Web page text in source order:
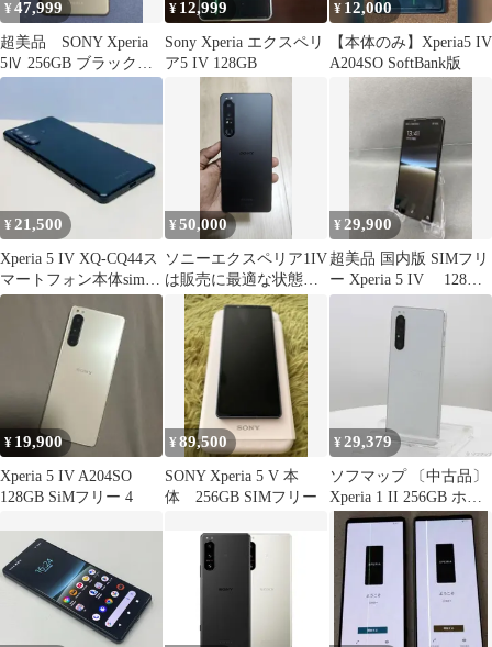
¥47,999
超美品 SONY Xperia
5Ⅳ 256GB ブラック
SIMフリー
¥ 12,999
Sony Xperia エクスペリ
ア5 IV 128GB
¥ 12,000
【本体のみ】Xperia5 IV
A204SO SoftBank版
¥21,500
Xperia 5 IV XQ-CQ44ス
マートフォン本体simフ
リーA3962
¥50,000
ソニーエクスペリア1IV
は販売に最適な状態で
す。
¥29,900
超美品 国内版 SIMフリ
ー Xperia 5 IV 128GB
ブラック色
¥ 19,900
Xperia 5 IV A204SO
128GB SiMフリー 4
¥89,500
SONY Xperia 5 V 本
体 256GB SIMフリー
¥29,379
ソフマップ 〔中古品〕
Xperia 1 II 256GB ホワ
イト XQ-AT42 SIMフリ
ー【352】